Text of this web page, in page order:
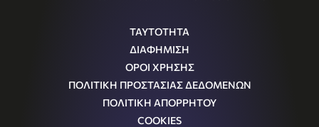
ΤΑΥΤΟΤΗΤΑ
ΔΙΑΦΗΜΙΣΗ
ΟΡΟΙ ΧΡΗΣΗΣ
ΠΟΛΙΤΙΚΗ ΠΡΟΣΤΑΣΙΑΣ ΔΕΔΟΜΕΝΩΝ
ΠΟΛΙΤΙΚΗ ΑΠΟΡΡΗΤΟΥ
COOKIES